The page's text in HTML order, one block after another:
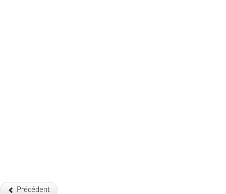
Précédent